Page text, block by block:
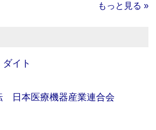
もっと見る »
イト
日本医療機器産業連合会